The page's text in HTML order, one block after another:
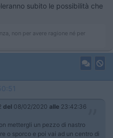
subito le possibilità che
non per avere ragione né per
del 08/02/2020 alle 23:42:36
mettergli un pezzo di nastro
o sporco e poi vai ad un centro di